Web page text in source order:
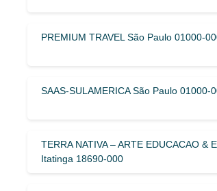
PREMIUM TRAVEL São Paulo 01000-
SAAS-SULAMERICA São Paulo 01000-
TERRA NATIVA – ARTE EDUCACAO &
Itatinga 18690-000